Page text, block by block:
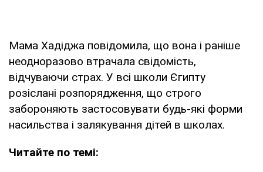
Мама Хадіджа повідомила, що вона і раніше
неодноразово втрачала свідомість,
відчуваючи страх. У всі школи Єгипту
розіслані розпорядження, що строго
забороняють застосовувати будь-які форми
насильства і залякування дітей в школах.
Читайте по темі: